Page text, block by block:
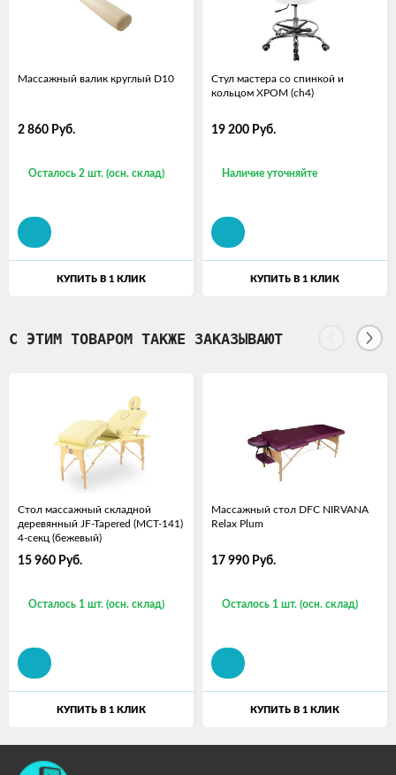
Массажный валик круглый D10
2 860 Руб.
Осталось 2 шт. (осн. склад)
КУПИТЬ В 1 КЛИК
Стул мастера со спинкой и
кольцом ХРОМ (ch4)
19 200 Руб.
Наличие уточняйте
КУПИТЬ В 1 КЛИК
С ЭТИМ ТОВАРОМ ТАКЖЕ ЗАКАЗЫВАЮТ
Стол массажный складной
деревянный JF-Tapered (МСТ-141)
4-секц (бежевый)
15 960 Руб.
Осталось 1 шт. (осн. склад)
КУПИТЬ В 1 КЛИК
Массажный стол DFC NIRVANA
Relax Plum
17 990 Руб.
Осталось 1 шт. (осн. склад)
КУПИТЬ В 1 КЛИК